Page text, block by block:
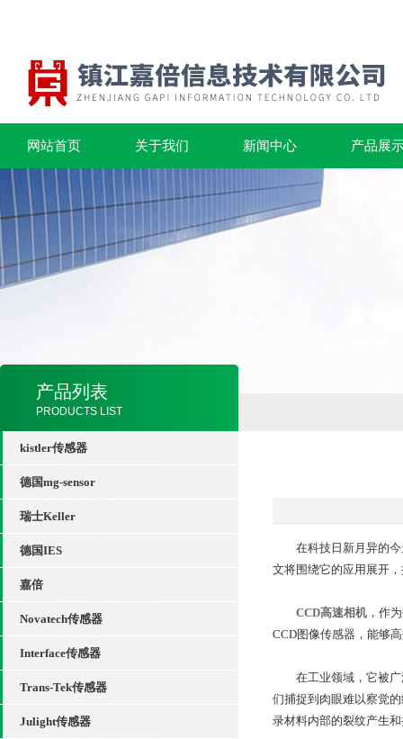
网站首页 关于我们 新闻中心 产品展
产品列表
PRODUCTS LIST
kistler传感器
德国mg-sensor
瑞士Keller
德国IES
嘉倍
Novatech传感器
Interface传感器
Trans-Tek传感器
Julight传感器
在科技日新月异的今
文将围绕它的应用展开
CCD高速相机，作
CCD图像传感器，能够
在工业领域，它被广
们捕捉到肉眼难以察觉
录材料内部的裂纹产生